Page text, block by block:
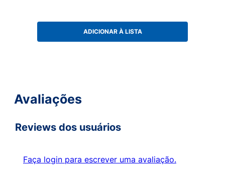
ADICIONAR À LISTA
Avaliações
Reviews dos usuários
Faça login para escrever uma avaliação.